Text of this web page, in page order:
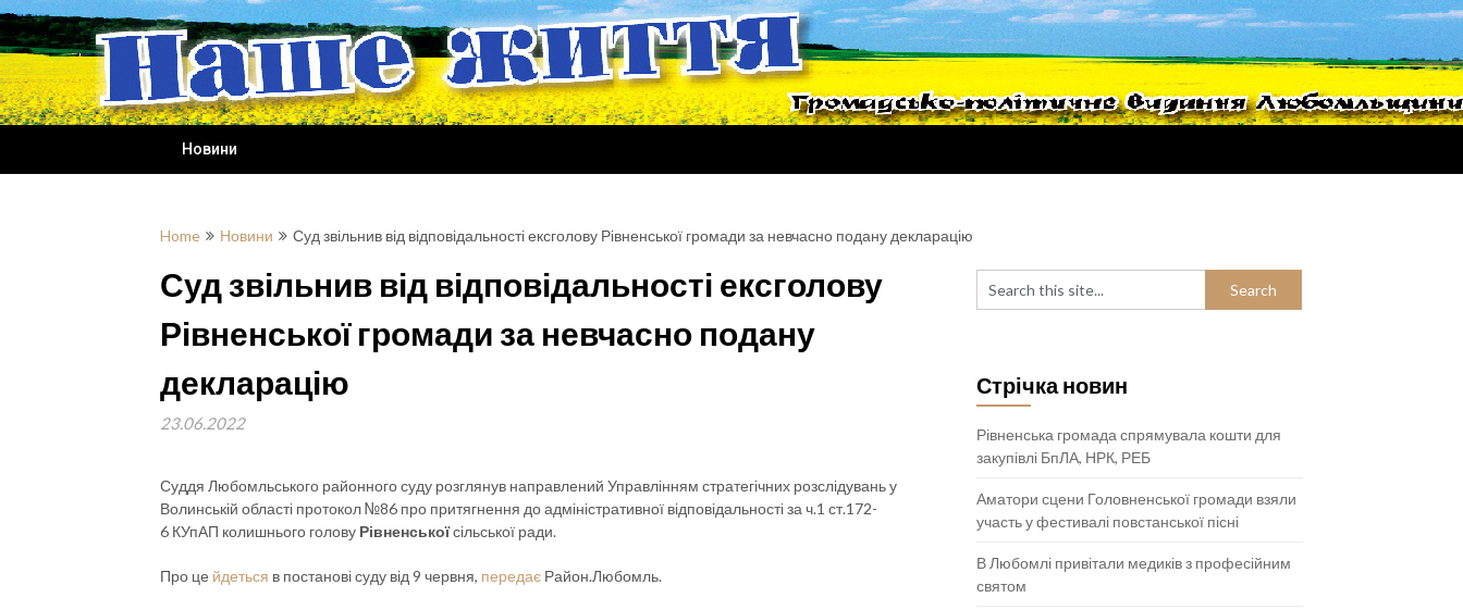
Skip
to
content
Новини
Home Новини Суд звільнив від відповідальності ексголову Рівненської громади за невчасно подану декларацію
Суд звільнив від відповідальності ексголову
Рівненської громади за невчасно подану
декларацію
23.06.2022
Суддя Любомльського районного суду розглянув направлений Управлінням стратегічних розслідувань у
Волинській області протокол №86 про притягнення до адміністративної відповідальності за ч.1 ст.172-
6 КУпАП колишнього голову Рівненськоїсільської ради.
Про це йдеться в постанові суду від 9 червня, передає Район.Любомль.
Стрічка новин
Рівненська громада спрямувала кошти для
закупівлі БпЛА, НРК, РЕБ
Аматори сцени Головненської громади взяли
участь у фестивалі повстанської пісні
В Любомлі привітали медиків з професійним
святом